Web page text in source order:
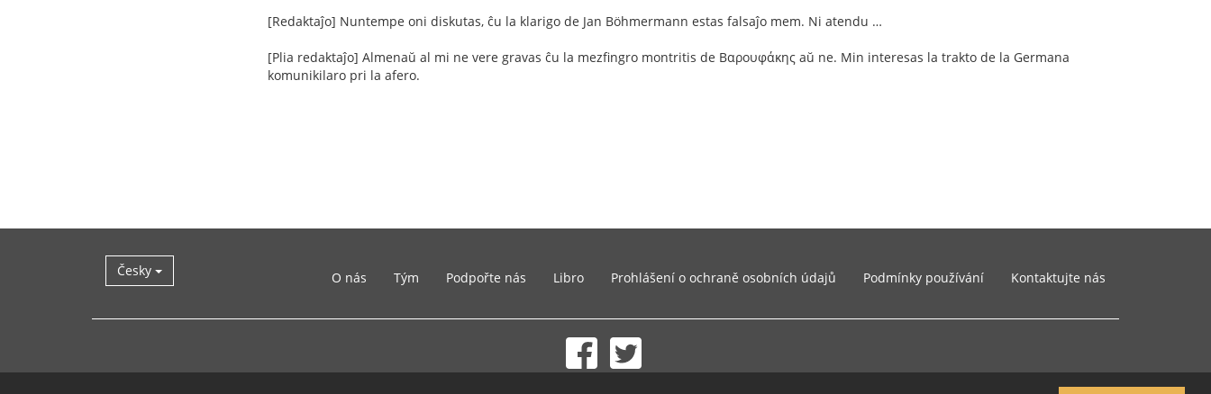
[Redaktaĵo] Nuntempe oni diskutas, ĉu la klarigo de Jan Böhmermann estas falsaĵo mem. Ni atendu …
[Plia redaktaĵo] Almenaŭ al mi ne vere gravas ĉu la mezfingro montritis de Βαρουφάκης aŭ ne. Min interesas la trakto de la Germana
komunikilaro pri la afero.
Česky O nás Tým Podpořte nás Libro Prohlášení o ochraně osobních údajů Podmínky používání Kontaktujte nás